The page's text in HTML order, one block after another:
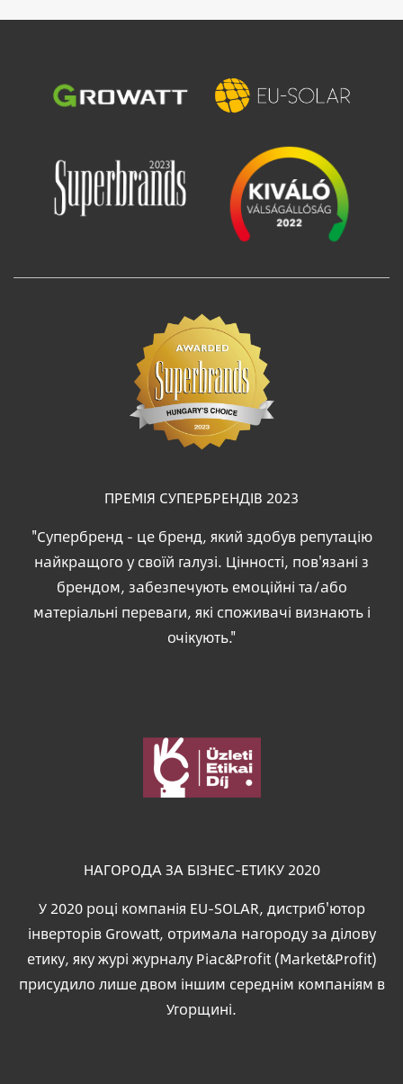
Зображення Зображення
ПРЕМІЯ СУПЕРБРЕНДІВ 2023
"Супербренд - це бренд, який здобув репутацію
найкращого у своїй галузі. Цінності, пов'язані з
брендом, забезпечують емоційні та/або
матеріальні переваги, які споживачі визнають і
очікують."
Зображення
НАГОРОДА ЗА БІЗНЕС-ЕТИКУ 2020
У 2020 році компанія EU-SOLAR, дистриб'ютор
інверторів Growatt, отримала нагороду за ділову
етику, яку журі журналу Piac&Profit (Market&Profit)
присудило лише двом іншим середнім компаніям в
Угорщині.